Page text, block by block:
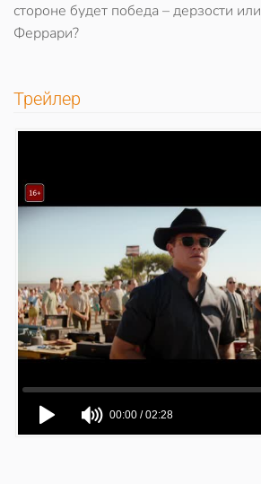
стороне будет победа – дерзости
Феррари?
Трейлер